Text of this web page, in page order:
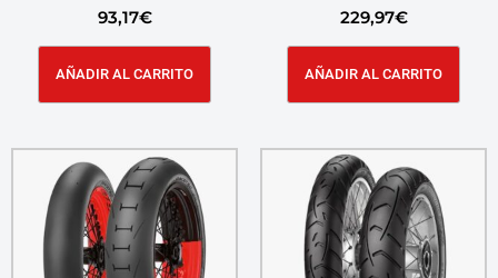
93,17€
AÑADIR AL CARRITO
229,97€
AÑADIR AL CARRITO